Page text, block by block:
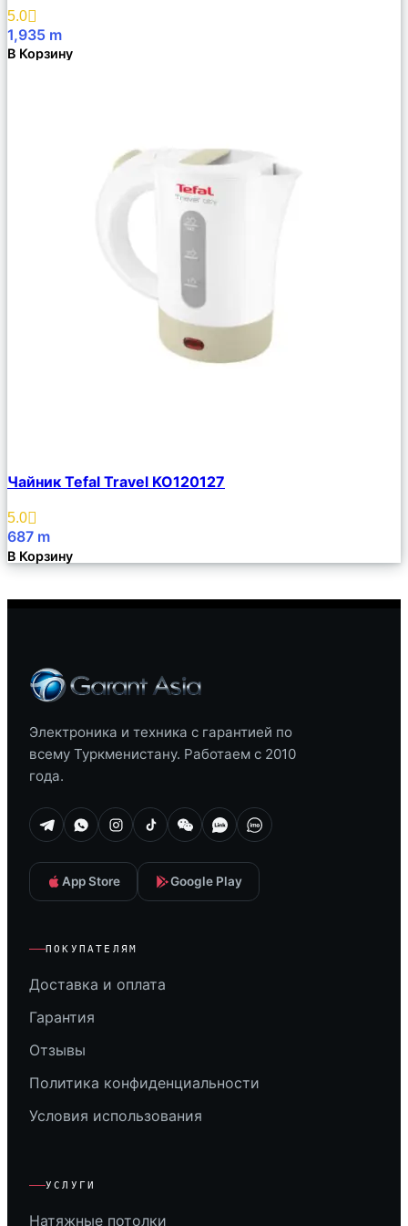
Избранное
5.0
1,935 m
В Корзину
Описание
Избранное
Чайник Tefal Travel KO120127
5.0
687 m
В Корзину
Электроника и техника с гарантией по
всему Туркменистану. Работаем с 2010
года.
App Store Google Play
ПОКУПАТЕЛЯМ
Доставка и оплата
Гарантия
Отзывы
Политика конфиденциальности
Условия использования
УСЛУГИ
Натяжные потолки